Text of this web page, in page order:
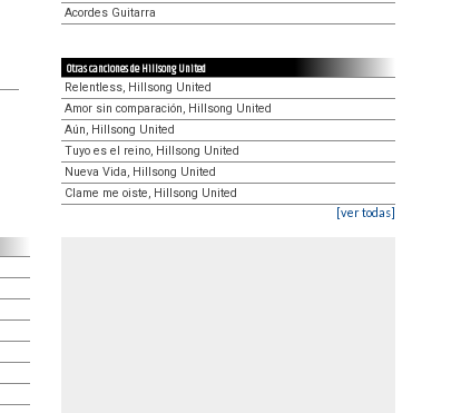
Acordes Guitarra
Otras canciones de Hillsong United
Relentless, Hillsong United
Amor sin comparación, Hillsong United
Aún, Hillsong United
Tuyo es el reino, Hillsong United
Nueva Vida, Hillsong United
Clame me oiste, Hillsong United
[ver todas]